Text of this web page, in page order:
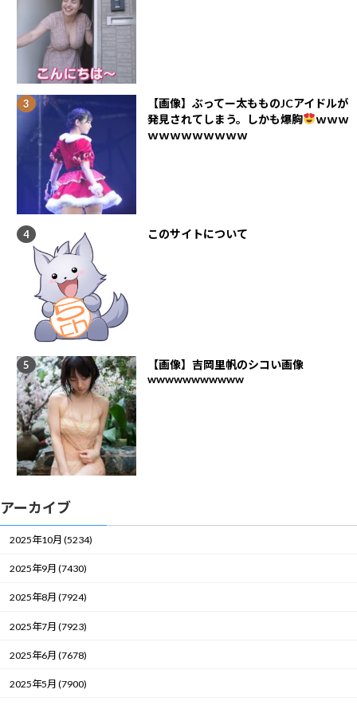
【画像】ぶってー太もものJCアイドルが
発見されてしまう。しかも爆胸
ｗｗｗ
ｗｗｗｗｗｗｗｗｗ
このサイトについて
【画像】吉岡里帆のシコい画像
wwwwwwwwwww
アーカイブ
2025年10月 (5234)
2025年9月 (7430)
2025年8月 (7924)
2025年7月 (7923)
2025年6月 (7678)
2025年5月 (7900)